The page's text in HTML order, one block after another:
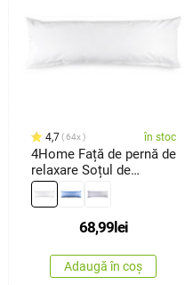
4,7 64x în stoc
4Home Față de pernă de
relaxare Soțul de
rezervă albă, 45 x 120
cm
68,99 lei
Adaugă în coș